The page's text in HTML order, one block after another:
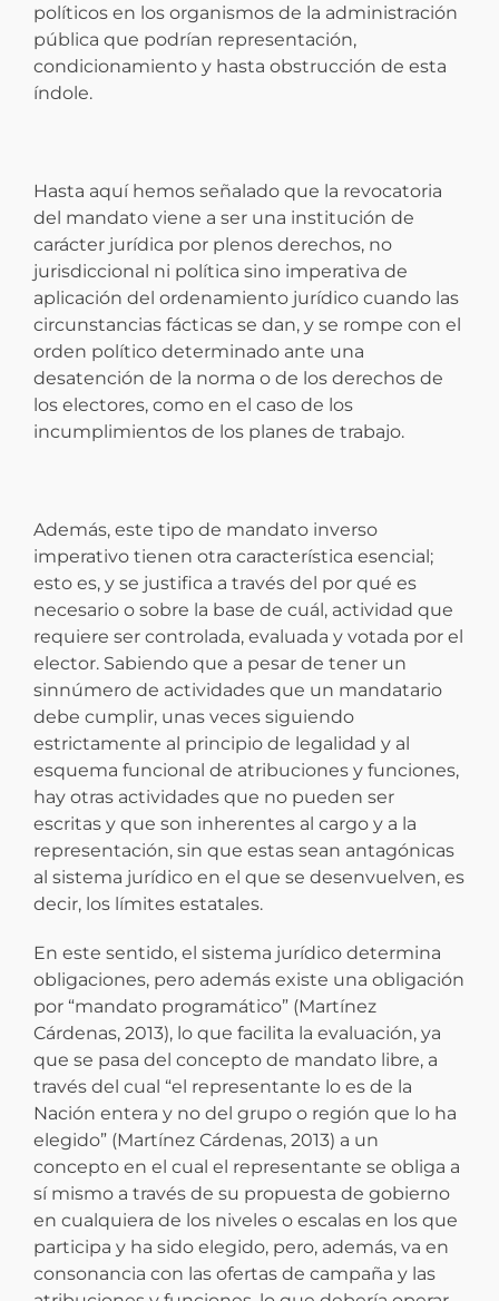
políticos en los organismos de la administración
pública que podrían representación,
condicionamiento y hasta obstrucción de esta
índole.
Hasta aquí hemos señalado que la revocatoria
del mandato viene a ser una institución de
carácter jurídica por plenos derechos, no
jurisdiccional ni política sino imperativa de
aplicación del ordenamiento jurídico cuando las
circunstancias fácticas se dan, y se rompe con el
orden político determinado ante una
desatención de la norma o de los derechos de
los electores, como en el caso de los
incumplimientos de los planes de trabajo.
Además, este tipo de mandato inverso
imperativo tienen otra característica esencial;
esto es, y se justifica a través del por qué es
necesario o sobre la base de cuál, actividad que
requiere ser controlada, evaluada y votada por el
elector. Sabiendo que a pesar de tener un
sinnúmero de actividades que un mandatario
debe cumplir, unas veces siguiendo
estrictamente al principio de legalidad y al
esquema funcional de atribuciones y funciones,
hay otras actividades que no pueden ser
escritas y que son inherentes al cargo y a la
representación, sin que estas sean antagónicas
al sistema jurídico en el que se desenvuelven, es
decir, los límites estatales.
En este sentido, el sistema jurídico determina
obligaciones, pero además existe una obligación
por “mandato programático” (Martínez
Cárdenas, 2013), lo que facilita la evaluación, ya
que se pasa del concepto de mandato libre, a
través del cual “el representante lo es de la
Nación entera y no del grupo o región que lo ha
elegido” (Martínez Cárdenas, 2013) a un
concepto en el cual el representante se obliga a
sí mismo a través de su propuesta de gobierno
en cualquiera de los niveles o escalas en los que
participa y ha sido elegido, pero, además, va en
consonancia con las ofertas de campaña y las